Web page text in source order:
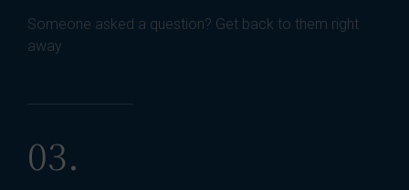
Someone asked a question? Get back to them right
away
03.